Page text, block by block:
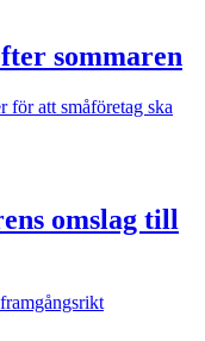
sommaren
för att småföretag ska
omslag till